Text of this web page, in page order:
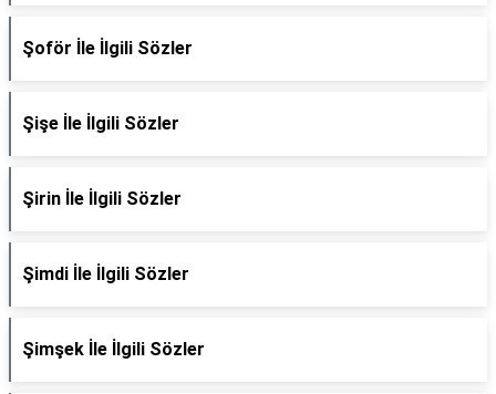
Şoför İle İlgili Sözler
Şişe İle İlgili Sözler
Şirin İle İlgili Sözler
Şimdi İle İlgili Sözler
Şimşek İle İlgili Sözler